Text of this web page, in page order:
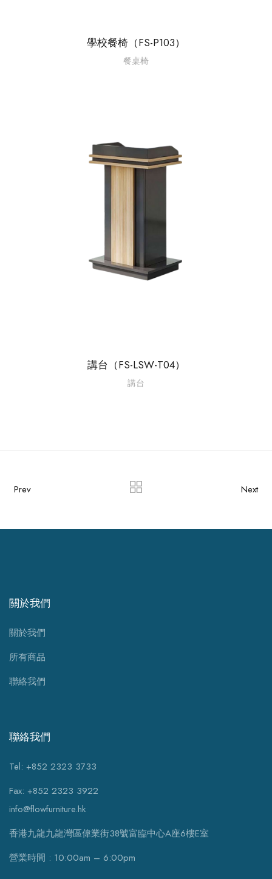
學校餐椅（FS-P103）
餐桌椅
講台（FS-LSW-T04）
講台
Prev Next
關於我們
關於我們
所有商品
聯絡我們
聯絡我們
Tel: +852 2323 3733
Fax: +852 2323 3922
info@flowfurniture.hk
香港九龍九龍灣區偉業街38號富臨中心A座6樓E室
營業時間 : 10:00am – 6:00pm